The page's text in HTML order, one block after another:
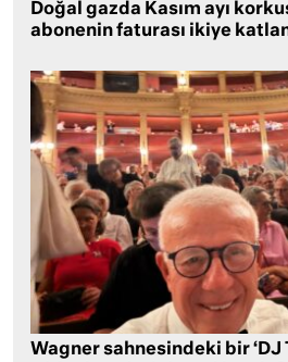
Doğal gazda Kasım ayı
abonenin faturası ikiye
Wagner sahnesindeki bir ‘DJ